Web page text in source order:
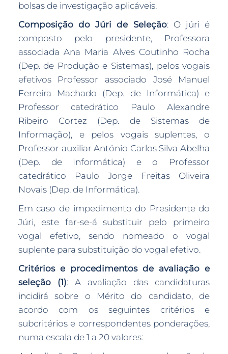
bolsas de investigação aplicáveis.
Composição do Júri de Seleção: O júri é
composto pelo presidente, Professora
associada Ana Maria Alves Coutinho Rocha
(Dep. de Produção e Sistemas), pelos vogais
efetivos Professor associado José Manuel
Ferreira Machado (Dep. de Informática) e
Professor catedrático Paulo Alexandre
Ribeiro Cortez (Dep. de Sistemas de
Informação), e pelos vogais suplentes, o
Professor auxiliar António Carlos Silva Abelha
(Dep. de Informática) e o Professor
catedrático Paulo Jorge Freitas Oliveira
Novais (Dep. de Informática).
Em caso de impedimento do Presidente do
Júri, este far-se-á substituir pelo primeiro
vogal efetivo, sendo nomeado o vogal
suplente para substituição do vogal efetivo.
Critérios e procedimentos de avaliação e
seleção (1): A avaliação das candidaturas
incidirá sobre o Mérito do candidato, de
acordo com os seguintes critérios e
subcritérios e correspondentes ponderações,
numa escala de 1 a 20 valores: